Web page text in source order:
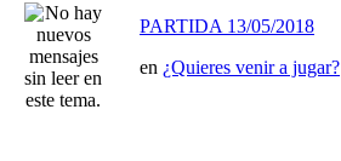
PARTIDA 13/05/2018
en ¿Quieres venir a jugar?